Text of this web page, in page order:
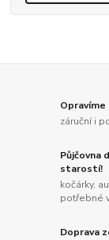
Opravíme
záruční i
Půjčovna
starostí!
kočárky,
potřebné
Doprava